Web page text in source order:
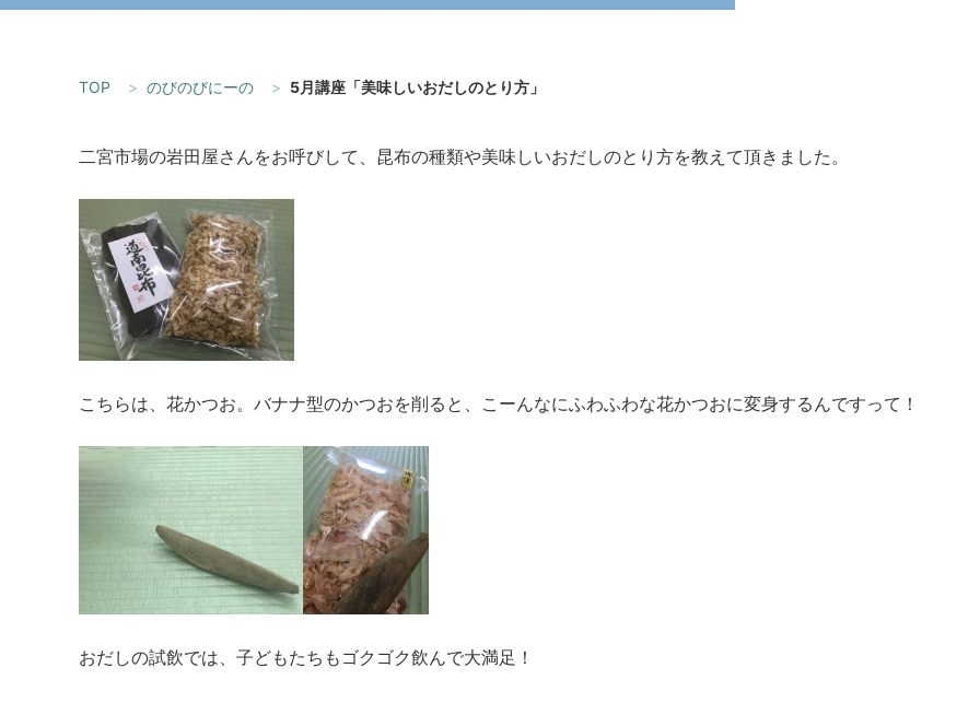
TOP のびのびにーの 5月講座「美味しいおだしのとり方」
二宮市場の岩田屋さんをお呼びして、昆布の種類や美味しいおだしのとり方を教えて頂きました。
こちらは、花かつお。バナナ型のかつおを削ると、こーんなにふわふわな花かつおに変身するんですって！
おだしの試飲では、子どもたちもゴクゴク飲んで大満足！